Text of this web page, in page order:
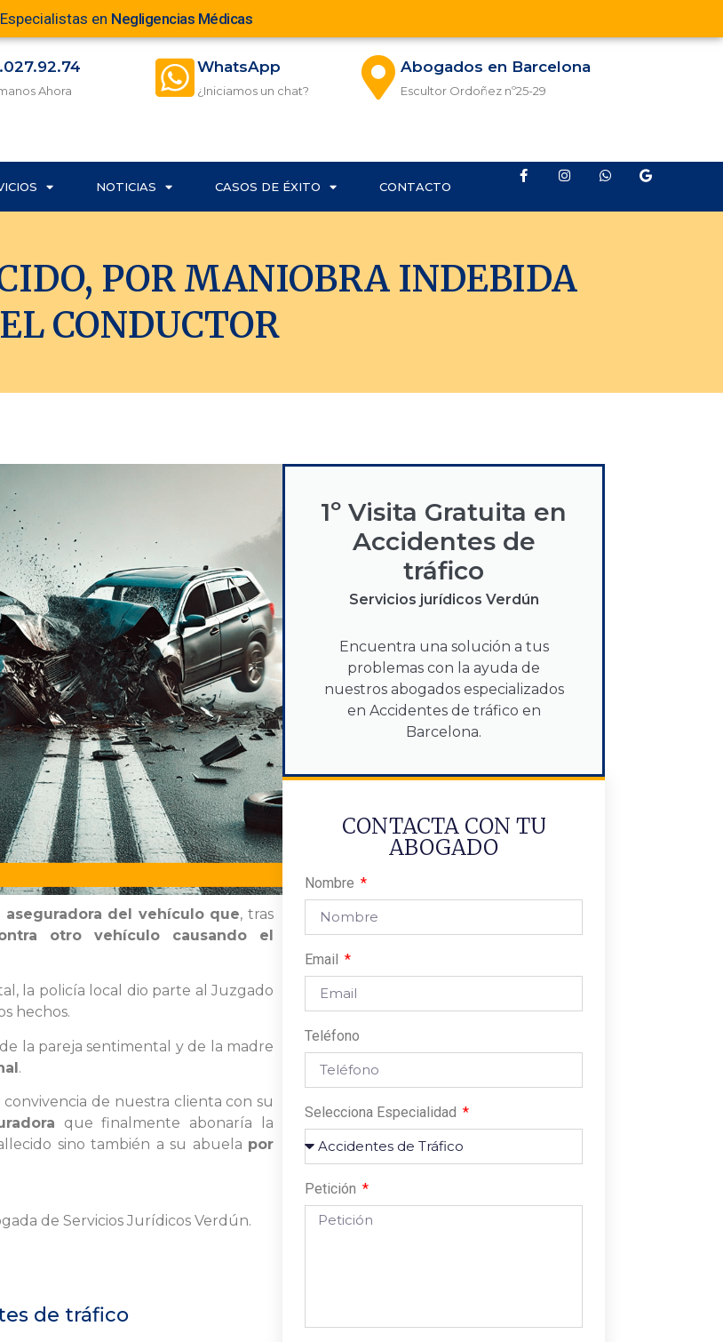
Especialistas en Negligencias Médicas
Ahora
WhatsApp
¿Iniciamos un chat?
Abogados en Barcelona
Escultor Ordoñez nº25-29
NOTICIAS CASOS DE ÉXITO CONTACTO
POR MANIOBRA INDEBIDA
CONDUCTOR
del vehículo que, tras
otro vehículo causando el
la policía local dio parte al Juzgado
hechos.
la pareja sentimental y de la madre
.
de nuestra clienta con su
que finalmente abonaría la
sino también a su abuela por
de Servicios Jurídicos Verdún.
de tráfico
1º Visita Gratuita en
Accidentes de
tráfico
Servicios jurídicos Verdún
Encuentra una solución a tus
problemas con la ayuda de
nuestros abogados especializados
en Accidentes de tráfico en
Barcelona.
CONTACTA CON TU
ABOGADO
Nombre
Email
Teléfono
Selecciona Especialidad
Petición